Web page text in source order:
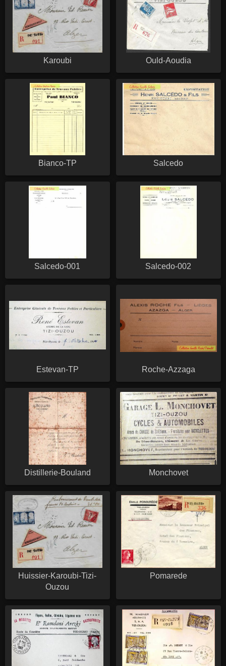
Karoubi Ould-Aoudia
Bianco-TP Salcedo
Salcedo-001 Salcedo-002
Estevan-TP Roche-Azzaga
Distillerie-Bouland Monchovet
Huissier-Karoubi-Tizi-
Ouzou
Pomarede